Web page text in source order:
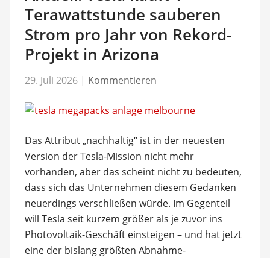
Terawattstunde sauberen
Strom pro Jahr von Rekord-
Projekt in Arizona
29. Juli 2026 | Kommentieren
Das Attribut „nachhaltig“ ist in der neuesten
Version der Tesla-Mission nicht mehr
vorhanden, aber das scheint nicht zu bedeuten,
dass sich das Unternehmen diesem Gedanken
neuerdings verschließen würde. Im Gegenteil
will Tesla seit kurzem größer als je zuvor ins
Photovoltaik-Geschäft einsteigen – und hat jetzt
eine der bislang größten Abnahme-